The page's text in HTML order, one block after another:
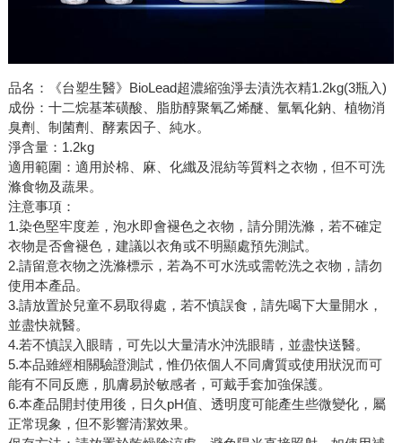
品名：《台塑生醫》BioLead超濃縮強淨去漬洗衣精1.2kg(3瓶入)
成份：十二烷基苯磺酸、脂肪醇聚氧乙烯醚、氫氧化鈉、植物消
臭劑、制菌劑、酵素因子、純水。
淨含量：1.2kg
適用範圍：適用於棉、麻、化纖及混紡等質料之衣物，但不可洗
滌食物及蔬果。
注意事項：
1.染色堅牢度差，泡水即會褪色之衣物，請分開洗滌，若不確定
衣物是否會褪色，建議以衣角或不明顯處預先測試。
2.請留意衣物之洗滌標示，若為不可水洗或需乾洗之衣物，請勿
使用本產品。
3.請放置於兒童不易取得處，若不慎誤食，請先喝下大量開水，
並盡快就醫。
4.若不慎誤入眼睛，可先以大量清水沖洗眼睛，並盡快送醫。
5.本品雖經相關驗證測試，惟仍依個人不同膚質或使用狀況而可
能有不同反應，肌膚易於敏感者，可戴手套加強保護。
6.本產品開封使用後，日久pH值、透明度可能產生些微變化，屬
正常現象，但不影響清潔效果。